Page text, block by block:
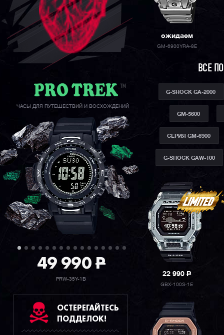
ЧАСЫ ДЛЯ ПУТЕШЕСТВИЙ И ВОСХОЖДЕНИЙ
49 990P
PRW-35Y-1B
ОСТЕРЕГАЙТЕСЬ
ПОДДЕЛОК!
ожидаем
GM-6900YRA-8E
ВСЕ
G-SHOCK GA-2000
GM-5600
СЕРИЯ GM-6900
G-SHOCK GAW-100
22 990P
GBX-100S-1E